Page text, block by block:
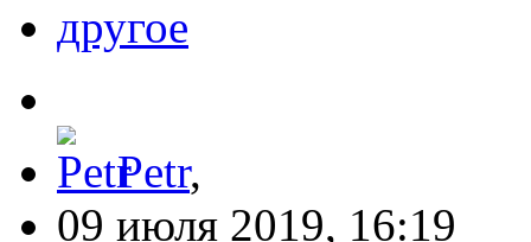
другое
Petr,
09 июля 2019, 16:19